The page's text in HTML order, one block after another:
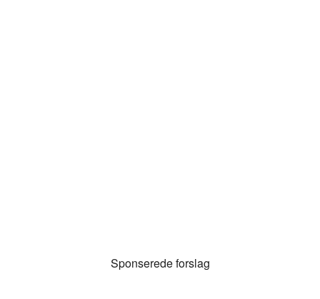
Sponserede forslag